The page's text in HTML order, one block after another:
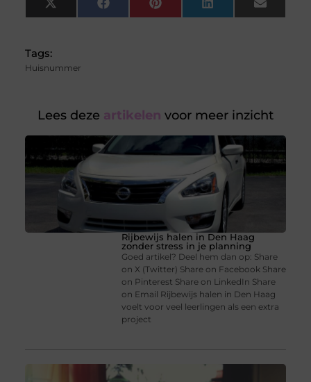
X
(Twitter)
FacebookPinterest LinkedIn Email
Tags:
Huisnummer
Lees deze artikelen voor meer inzicht
Rijbewijs halen in Den Haag
zonder stress in je planning
Goed artikel? Deel hem dan op: Share
on X (Twitter) Share on Facebook Share
on Pinterest Share on LinkedIn Share
on Email Rijbewijs halen in Den Haag
voelt voor veel leerlingen als een extra
project